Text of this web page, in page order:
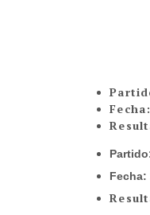
Fecha:
Fecha: